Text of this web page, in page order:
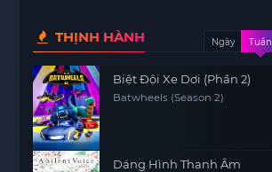
THỊNH HÀNH Ngày Tuần
Biệt Đội Xe Dơi (Phần 2)
Batwheels (Season 2)
Dáng Hình Thanh Âm